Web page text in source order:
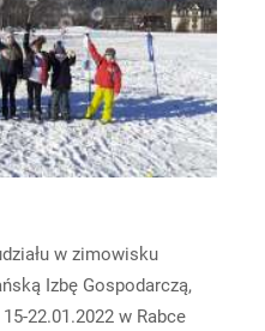
w zimowisku
Izbę Gospodarczą,
22.01.2022 w Rabce